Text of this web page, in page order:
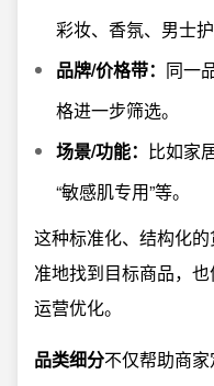
彩妆、香氛、男士护
品牌/价格带： 同一
格进一步筛选。
场景/功能： 比如家
“敏感肌专用”等。
这种标准化、结构化
准地找到目标商品，
运营优化。
品类细分不仅帮助商